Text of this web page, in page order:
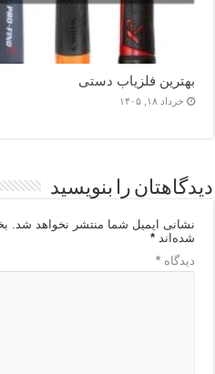
بهترین فلزیاب دستی
خرداد ۱۸, ۱۴۰۵
دیدگاهتان را بنویسید
نشانی ایمیل شما منتشر نخواهد شد.
شده‌اند*
دیدگاه*